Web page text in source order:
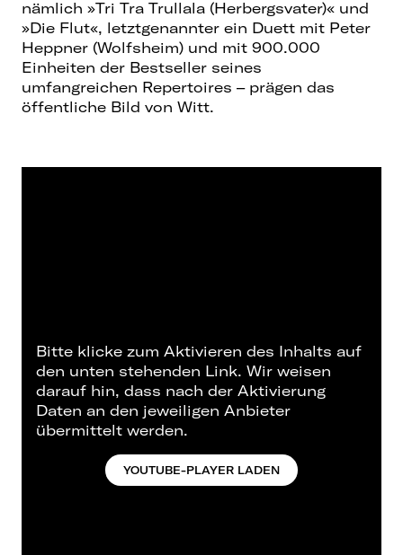
nämlich »Tri Tra Trullala (Herbergsvater)« und
»Die Flut«, letztgenannter ein Duett mit Peter
Heppner (Wolfsheim) und mit 900.000
Einheiten der Bestseller seines
umfangreichen Repertoires – prägen das
öffentliche Bild von Witt.
Bitte klicke zum Aktivieren des Inhalts auf
den unten stehenden Link. Wir weisen
darauf hin, dass nach der Aktivierung
Daten an den jeweiligen Anbieter
übermittelt werden.
YOUTUBE-PLAYER LADEN